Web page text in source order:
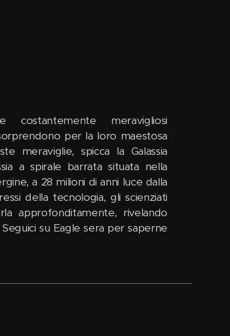
meravigliosi
per la loro maestosa
meraviglie, spicca la Galassia
a spirale barrata situata nella
a 28 milioni di anni luce dalla
della tecnologia, gli scienziati
approfonditamente, rivelando
su Eagle sera per saperne